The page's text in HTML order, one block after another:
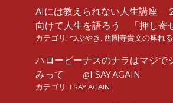
AIには教えられない人生講座
向けて人生を語ろう 「押し寄
カテゴリ: つぶやき , 西園寺貴文の痺れ
ハロービーナスのナラはマジで
みって @I SAY AGAIN
カテゴリ: I SAY AGAIN